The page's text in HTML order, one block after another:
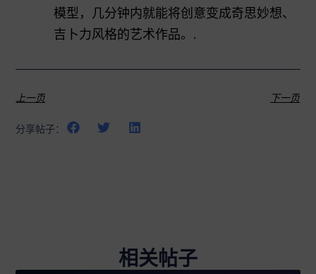
模型，几分钟内就能将创意变成奇思妙想、
吉卜力风格的艺术作品。.
上一页 下一页
分享帖子：
相关帖子